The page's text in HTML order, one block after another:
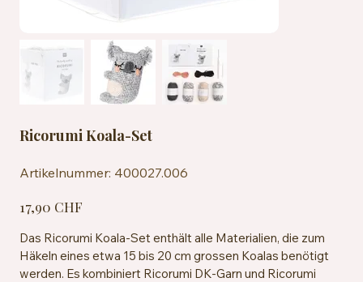
Ricorumi Koala-Set
Artikelnummer: 400027.006
400027.006
17,90 CHF
Das Ricorumi Koala-Set enthält alle Materialien, die zum
Häkeln eines etwa 15 bis 20 cm grossen Koalas benötigt
werden. Es kombiniert Ricorumi DK-Garn und Ricorumi